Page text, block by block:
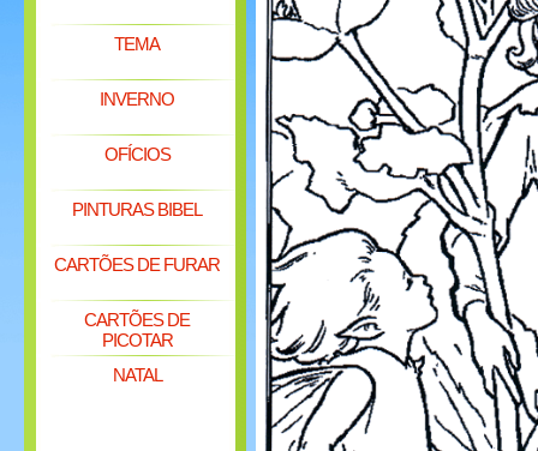
TEMA
INVERNO
OFÍCIOS
PINTURAS BIBEL
CARTÕES DE FURAR
CARTÕES DE
PICOTAR
NATAL